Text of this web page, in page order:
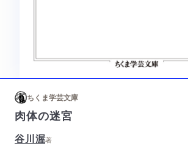
ちくま学芸文庫
肉体の迷宮
谷川渥著